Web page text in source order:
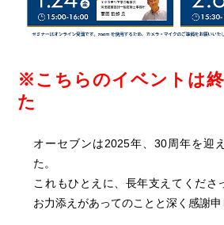
※こちらのイベントは
た
オーセブンは2025年、30周年を迎
た。
これもひとえに、長年支えてくださ
お力添えがあってのことと深く感謝申